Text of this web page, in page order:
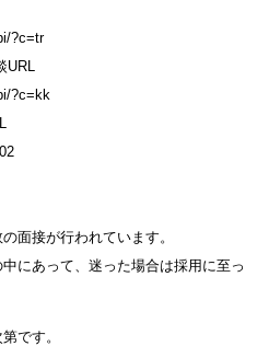
?c=tr
URL
?c=kk
面接が行われています。
にあって、迷った場合は採用に至っ
です。